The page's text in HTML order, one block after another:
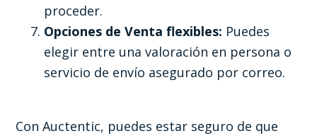
proceder.
Opciones de Venta flexibles: Puedes
elegir entre una valoración en persona o
servicio de envío asegurado por correo.
Con Auctentic, puedes estar seguro de que